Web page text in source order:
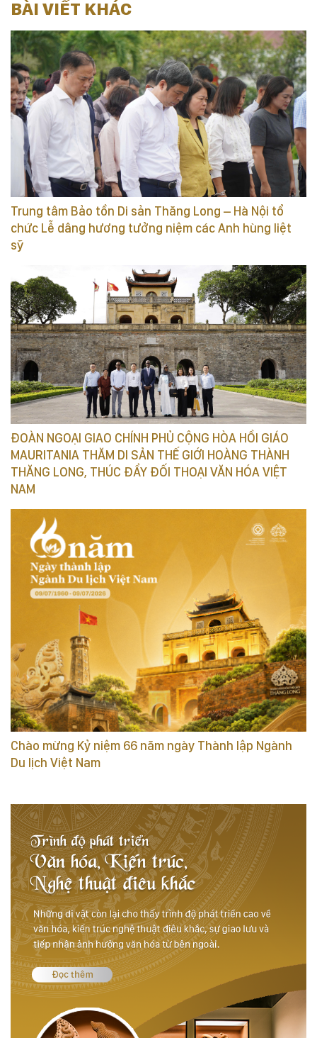
BÀI VIẾT KHÁC
Trung tâm Bảo tồn Di sản Thăng Long – Hà Nội tổ
chức Lễ dâng hương tưởng niệm các Anh hùng liệt
sỹ
ĐOÀN NGOẠI GIAO CHÍNH PHỦ CỘNG HÒA HỒI GIÁO
MAURITANIA THĂM DI SẢN THẾ GIỚI HOÀNG THÀNH
THĂNG LONG, THÚC ĐẨY ĐỐI THOẠI VĂN HÓA VIỆT
NAM
Chào mừng Kỷ niệm 66 năm ngày Thành lập Ngành
Du lịch Việt Nam